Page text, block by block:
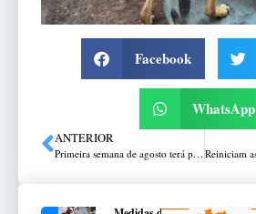
Facebook
WhatsApp
ANTERIOR
Primeira semana de agosto terá predomínio de sol